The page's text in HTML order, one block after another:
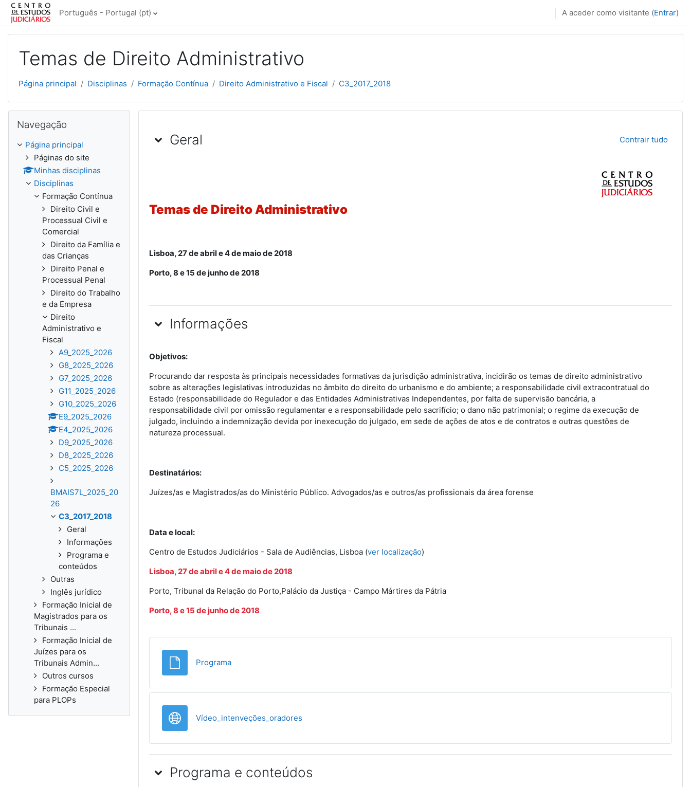
Ir para o conteúdo principal
Português - Portugal ‎(pt)‎ A aceder como visitante (Entrar)
Temas de Direito Administrativo
Página principal Disciplinas Formação Contínua Direito Administrativo e Fiscal C3_2017_2018
Lista de tópicos
Geral Contrair tudo
Temas de Direito Administrativo
Lisboa, 27 de abril e 4 de maio de 2018
Porto, 8 e 15 de junho de 2018
Informações
Objetivos:
Procurando dar resposta às principais necessidades formativas da jurisdição administrativa, incidirão os temas de direito administrativo
sobre as alterações legislativas introduzidas no âmbito do direito do urbanismo e do ambiente; a responsabilidade civil extracontratual do
Estado (responsabilidade do Regulador e das Entidades Administrativas Independentes, por falta de supervisão bancária, a
responsabilidade civil por omissão regulamentar e a responsabilidade pelo sacrifício; o dano não patrimonial; o regime da execução de
julgado, incluindo a indemnização devida por inexecução do julgado, em sede de ações de atos e de contratos e outras questões de
natureza processual.
Destinatários:
Juízes/as e Magistrados/as do Ministério Público. Advogados/as e outros/as profissionais da área forense
Data e local:
Centro de Estudos Judiciários - Sala de Audiências, Lisboa (ver localização)
Lisboa, 27 de abril e 4 de maio de 2018
Porto, Tribunal da Relação do Porto,Palácio da Justiça - Campo Mártires da Pátria
Porto, 8 e 15 de junho de 2018
ProgramaFicheiro
Vídeo_intenveções_oradoresURL
Programa e conteúdos
Navegação
Página principal
Páginas do site
Minhas disciplinas
Disciplinas
Formação Contínua
Direito Civil e
Processual Civil e
Comercial
Direito da Família e
das Crianças
Direito Penal e
Processual Penal
Direito do Trabalho
e da Empresa
Direito
Administrativo e
Fiscal
A9_2025_2026
G8_2025_2026
G7_2025_2026
G11_2025_2026
G10_2025_2026
E9_2025_2026
E4_2025_2026
D9_2025_2026
D8_2025_2026
C5_2025_2026
BMAIS7L_2025_20
26
C3_2017_2018
Geral
Informações
Programa e
conteúdos
Outras
Inglês jurídico
Formação Inicial de
Magistrados para os
Tribunais ...
Formação Inicial de
Juízes para os
Tribunais Admin...
Outros cursos
Formação Especial
para PLOPs